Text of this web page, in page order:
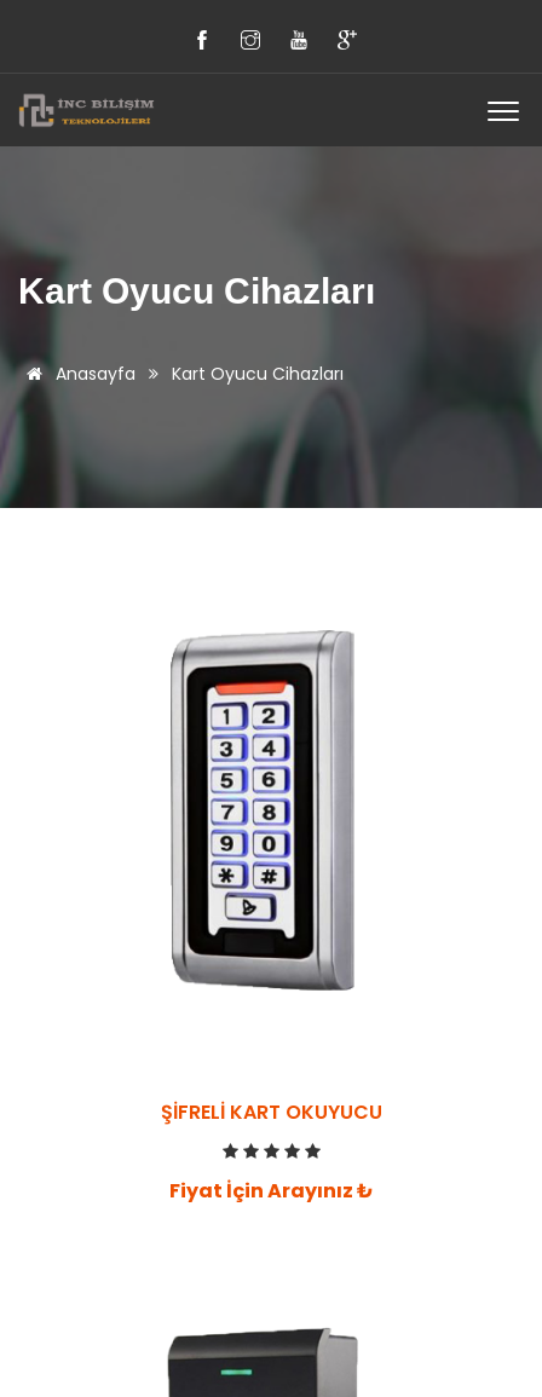
Kart Oyucu Cihazları
Anasayfa Kart Oyucu Cihazları
ŞIFRELI KART OKUYUCU
Fiyat İçin Arayınız ₺